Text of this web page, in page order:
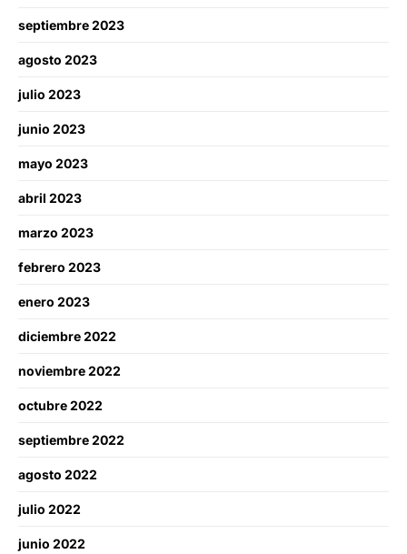
septiembre 2023
agosto 2023
julio 2023
junio 2023
mayo 2023
abril 2023
marzo 2023
febrero 2023
enero 2023
diciembre 2022
noviembre 2022
octubre 2022
septiembre 2022
agosto 2022
julio 2022
junio 2022